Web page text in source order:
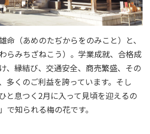
命（あめのたぢからをのみこと）と、
らみちざねこう）。学業成就、合格成
、縁結び、交通安全、商売繁盛、その
多くのご利益を誇っています。そし
と息つく2月に入って見頃を迎えるの
で知られる梅の花です。